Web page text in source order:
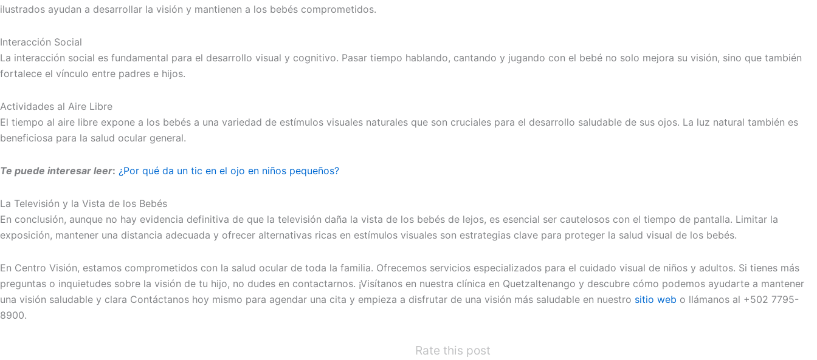
ilustrados ayudan a desarrollar la visión y mantienen a los bebés comprometidos.
Interacción Social
La interacción social es fundamental para el desarrollo visual y cognitivo. Pasar tiempo hablando, cantando y jugando con el bebé no solo mejora su visión, sino que también
fortalece el vínculo entre padres e hijos.
Actividades al Aire Libre
El tiempo al aire libre expone a los bebés a una variedad de estímulos visuales naturales que son cruciales para el desarrollo saludable de sus ojos. La luz natural también es
beneficiosa para la salud ocular general.
Te puede interesar leer: ¿Por qué da un tic en el ojo en niños pequeños?
La Televisión y la Vista de los Bebés
En conclusión, aunque no hay evidencia definitiva de que la televisión daña la vista de los bebés de lejos, es esencial ser cautelosos con el tiempo de pantalla. Limitar la
exposición, mantener una distancia adecuada y ofrecer alternativas ricas en estímulos visuales son estrategias clave para proteger la salud visual de los bebés.
En Centro Visión, estamos comprometidos con la salud ocular de toda la familia. Ofrecemos servicios especializados para el cuidado visual de niños y adultos. Si tienes más
preguntas o inquietudes sobre la visión de tu hijo, no dudes en contactarnos. ¡Visítanos en nuestra clínica en Quetzaltenango y descubre cómo podemos ayudarte a mantener
una visión saludable y clara Contáctanos hoy mismo para agendar una cita y empieza a disfrutar de una visión más saludable en nuestro sitio web o llámanos al +502 7795-
8900.
Rate this post